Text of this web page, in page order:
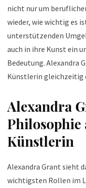
nicht nur um
wieder, wie wichtig es
unterstützenden
auch in ihre Kunst ein
Bedeutung. Alexandra
Künstlerin gleichzeitig
Alexandra
Philosophie
Künstlerin
Alexandra Grant sieht
wichtigsten Rollen im